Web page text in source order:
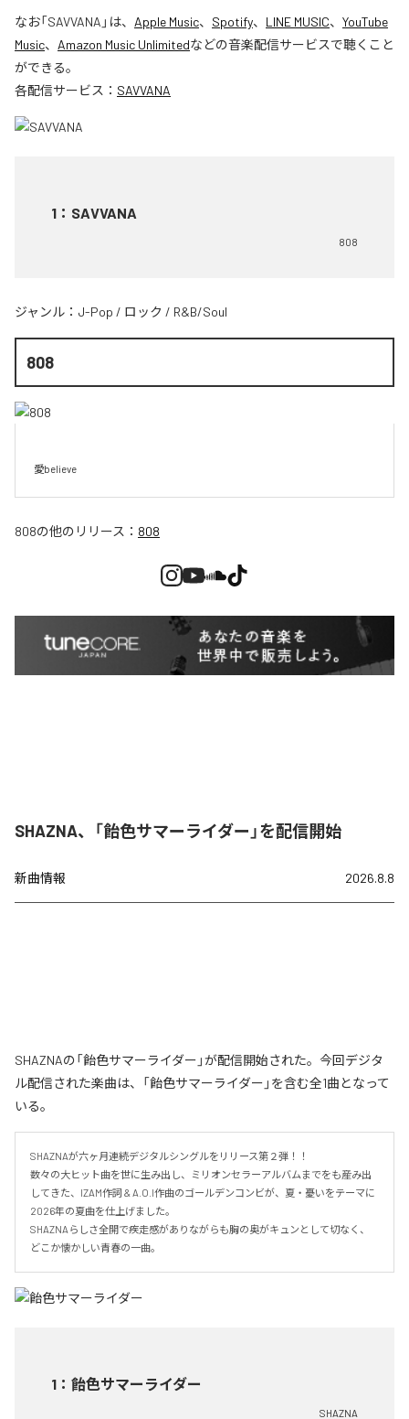
なお「SAVVANA 」は、 Apple Music、 Spotify、 LINE MUSIC、 YouTube
Music、 Amazon Music Unlimitedなどの音楽配信サービスで聴くこと
ができる。
各配信サービス： SAVVANA
1 ： SAVVANA
808
ジャンル： J-Pop / ロック / R&B/Soul
808
愛believe
808の他のリリース： 808
SHAZNA、「飴色サマーライダー」を配信開始
新曲情報 2026.8.8
SHAZNAの「飴色サマーライダー」が配信開始された。今回デジタ
ル配信された楽曲は、「飴色サマーライダー」を含む全1曲となって
いる。
SHAZNAが六ヶ月連続デジタルシングルをリリース第２弾！！
数々の大ヒット曲を世に生み出し、ミリオンセラーアルバムまでをも産み出
してきた、IZAM作詞 & A.O.I作曲のゴールデンコンビが、夏・憂いをテーマに
2026年の夏曲を仕上げました。
SHAZNAらしさ全開で疾走感がありながらも胸の奥がキュンとして切なく、
どこか懐かしい青春の一曲。
1 ： 飴色サマーライダー
SHAZNA